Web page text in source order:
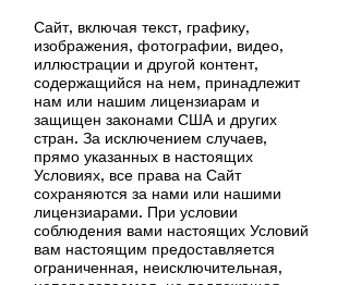
Сайт, включая текст, графику,
изображения, фотографии, видео,
иллюстрации и другой контент,
содержащийся на нем, принадлежит
нам или нашим лицензиарам и
защищен законами США и других
стран. За исключением случаев,
прямо указанных в настоящих
Условиях, все права на Сайт
сохраняются за нами или нашими
лицензиарами. При условии
соблюдения вами настоящих Условий
вам настоящим предоставляется
ограниченная, неисключительная,